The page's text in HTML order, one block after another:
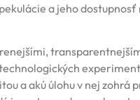
a jeho
a akú úlohu v nej zohrá